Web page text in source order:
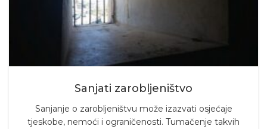
Sanjati zarobljeništvo
Sanjanje o zarobljeništvu može izazvati osjećaje
tjeskobe, nemoći i ograničenosti. Tumačenje takvih